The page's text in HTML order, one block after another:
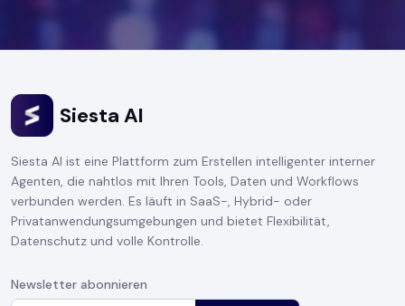
Siesta AI
Siesta AI ist eine Plattform zum Erstellen intelligenter interner
Agenten, die nahtlos mit Ihren Tools, Daten und Workflows
verbunden werden. Es läuft in SaaS-, Hybrid- oder
Privatanwendungsumgebungen und bietet Flexibilität,
Datenschutz und volle Kontrolle.
Newsletter abonnieren